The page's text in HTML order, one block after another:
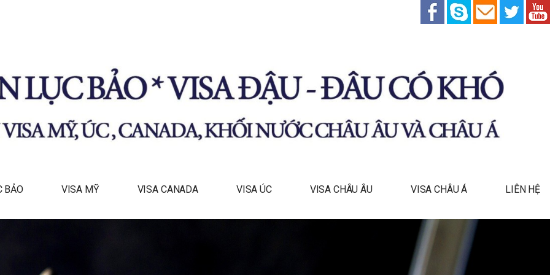
BẢO VISA MỸ VISA CANADA VISA ÚC VISA CHÂU ÂU VISA CHÂU Á LIÊN HỆ